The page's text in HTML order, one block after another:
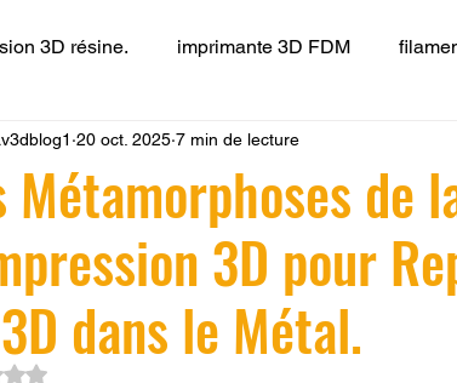
3D résine. imprimante 3D FDM
JEU LV3D Formation
Formation à l'impression 3D CPF
3D Refaire une piece en 3D
Métamorphoses de
3D pour
dans le Métal.
20 oct. 2025 7 min de lecture
NaN étoiles sur 5.